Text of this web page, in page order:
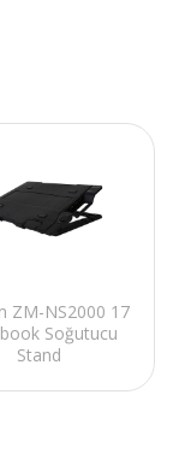
ZM-NS2000 17
Soğutucu
Stand